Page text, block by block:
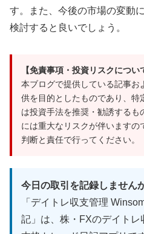
す。また、今後の市場の変動
検討すると良いでしょう。
【免責事項・投資リスクについ
本ブログで提供している記事お
供を目的としたものであり、特
は投資手法を推奨・勧誘するも
には重大なリスクが伴います
判断と責任で行ってください。
今日の取引を記録しません
「デイトレ収支管理
記」は、株・FXのデイトレ